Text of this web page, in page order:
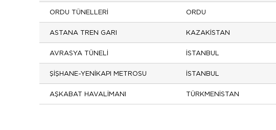
ORDU TÜNELLERİ ORDU
ASTANA TREN GARI KAZAKİSTAN
AVRASYA TÜNELİ İSTANBUL
ŞİŞHANE-YENİKAPI METROSU İSTANBUL
AŞKABAT HAVALİMANI TÜRKMENİSTAN